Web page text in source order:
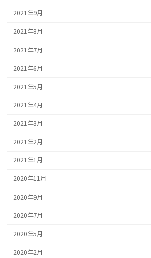
2021年9月
2021年8月
2021年7月
2021年6月
2021年5月
2021年4月
2021年3月
2021年2月
2021年1月
2020年11月
2020年9月
2020年7月
2020年5月
2020年2月